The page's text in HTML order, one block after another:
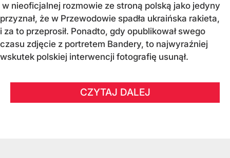
w nieoficjalnej rozmowie ze stroną polską jako jedyny
przyznał, że w Przewodowie spadła ukraińska rakieta,
i za to przeprosił. Ponadto, gdy opublikował swego
czasu zdjęcie z portretem Bandery, to najwyraźniej
wskutek polskiej interwencji fotografię usunął.
CZYTAJ DALEJ